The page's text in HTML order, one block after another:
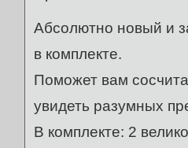
Абсолютно новый и
в комплекте.
Поможет вам
увидеть разумных
В комплекте: 2